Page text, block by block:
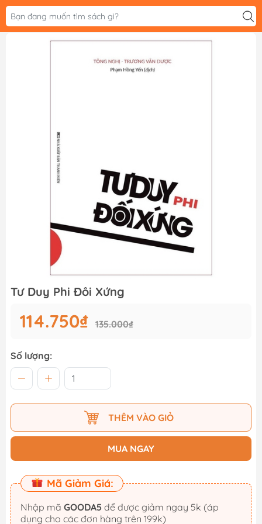
Tư Duy Phi Đôi Xứng
114.750₫ 135.000₫
Số lượng:
THÊM VÀO GIỎ
MUA NGAY
Mã Giảm Giá:
Nhập mã GOODA5
dụng cho các đơn hàng trên 199k)